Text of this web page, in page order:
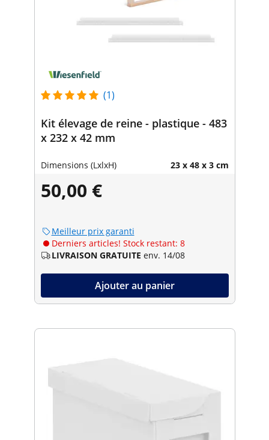
(1)
Kit élevage de reine - plastique - 483
x 232 x 42 mm
Dimensions (LxlxH) 23 x 48 x 3 cm
50,00 €
Meilleur prix garanti
Derniers articles! Stock restant: 8
LIVRAISON GRATUITE env. 14/08
Ajouter au panier